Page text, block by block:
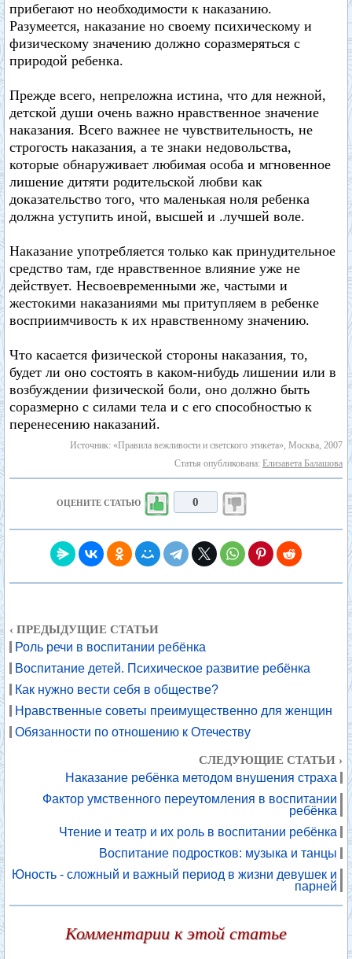
прибегают но необходимости к наказанию.
Разумеется, наказание но своему психическому и
физическому значению должно соразмеряться с
природой ребенка.
Прежде всего, непреложна истина, что для нежной,
детской души очень важно нравственное значение
наказания. Всего важнее не чувствительность, не
строгость наказания, а те знаки недовольства,
которые обнаруживает любимая особа и мгновенное
лишение дитяти родительской любви как
доказательство того, что маленькая ноля ребенка
должна уступить иной, высшей и .лучшей воле.
Наказание употребляется только как принудительное
средство там, где нравственное влияние уже не
действует. Несвоевременными же, частыми и
жестокими наказаниями мы притупляем в ребенке
восприимчивость к их нравственному значению.
Что касается физической стороны наказания, то,
будет ли оно состоять в каком-нибудь лишении или в
возбуждении физической боли, оно должно быть
соразмерно с силами тела и с его способностью к
перенесению наказаний.
Источник: «Правила вежливости и светского этикета», Москва, 2007
Статья опубликована: Елизавета Балашова
ОЦЕНИТЕ СТАТЬЮ 0
‹ ПРЕДЫДУЩИЕ СТАТЬИ
Роль речи в воспитании ребёнка
Воспитание детей. Психическое развитие ребёнка
Как нужно вести себя в обществе?
Нравственные советы преимущественно для женщин
Обязанности по отношению к Отечеству
СЛЕДУЮЩИЕ СТАТЬИ ›
Наказание ребёнка методом внушения страха
Фактор умственного переутомления в воспитании
ребёнка
Чтение и театр и их роль в воспитании ребёнка
Воспитание подростков: музыка и танцы
Юность - сложный и важный период в жизни девушек и
парней
Комментарии к этой статье